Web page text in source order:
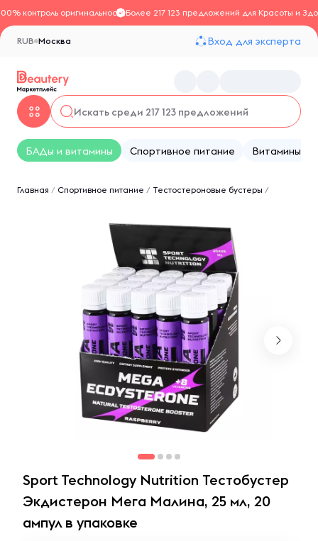
контроль оригинальностиБолее 217 123 предложений для Красоты и
Москва
RUB Вход для эксперта
БАДы и витамины Спортивное питание Витамины
Главная / Спортивное питание / Тестостероновые бустеры /
Sport Technology Nutrition Тестобустер
Экдистерон Мега Малина, 25 мл, 20
ампул в упаковке